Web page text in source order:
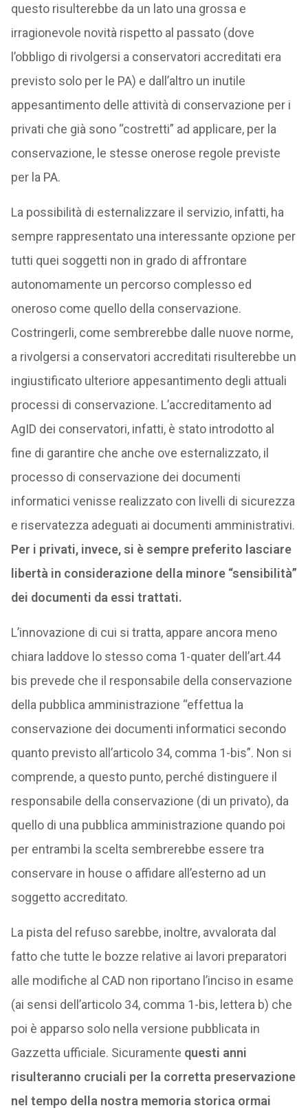
questo risulterebbe da un lato una grossa e
irragionevole novità rispetto al passato (dove
l’obbligo di rivolgersi a conservatori accreditati era
previsto solo per le PA) e dall’altro un inutile
appesantimento delle attività di conservazione per i
privati che già sono “costretti” ad applicare, per la
conservazione, le stesse onerose regole previste
per la PA.
La possibilità di esternalizzare il servizio, infatti, ha
sempre rappresentato una interessante opzione per
tutti quei soggetti non in grado di affrontare
autonomamente un percorso complesso ed
oneroso come quello della conservazione.
Costringerli, come sembrerebbe dalle nuove norme,
a rivolgersi a conservatori accreditati risulterebbe un
ingiustificato ulteriore appesantimento degli attuali
processi di conservazione. L’accreditamento ad
AgID dei conservatori, infatti, è stato introdotto al
fine di garantire che anche ove esternalizzato, il
processo di conservazione dei documenti
informatici venisse realizzato con livelli di sicurezza
e riservatezza adeguati ai documenti amministrativi.
Per i privati, invece, si è sempre preferito lasciare
libertà in considerazione della minore “sensibilità”
dei documenti da essi trattati.
L’innovazione di cui si tratta, appare ancora meno
chiara laddove lo stesso coma 1-quater dell’art.44
bis prevede che il responsabile della conservazione
della pubblica amministrazione “effettua la
conservazione dei documenti informatici secondo
quanto previsto all’articolo 34, comma 1-bis”. Non si
comprende, a questo punto, perché distinguere il
responsabile della conservazione (di un privato), da
quello di una pubblica amministrazione quando poi
per entrambi la scelta sembrerebbe essere tra
conservare in house o affidare all’esterno ad un
soggetto accreditato.
La pista del refuso sarebbe, inoltre, avvalorata dal
fatto che tutte le bozze relative ai lavori preparatori
alle modifiche al CAD non riportano l’inciso in esame
(ai sensi dell’articolo 34, comma 1-bis, lettera b) che
poi è apparso solo nella versione pubblicata in
Gazzetta ufficiale. Sicuramente questi anni
risulteranno cruciali per la corretta preservazione
nel tempo della nostra memoria storica ormai